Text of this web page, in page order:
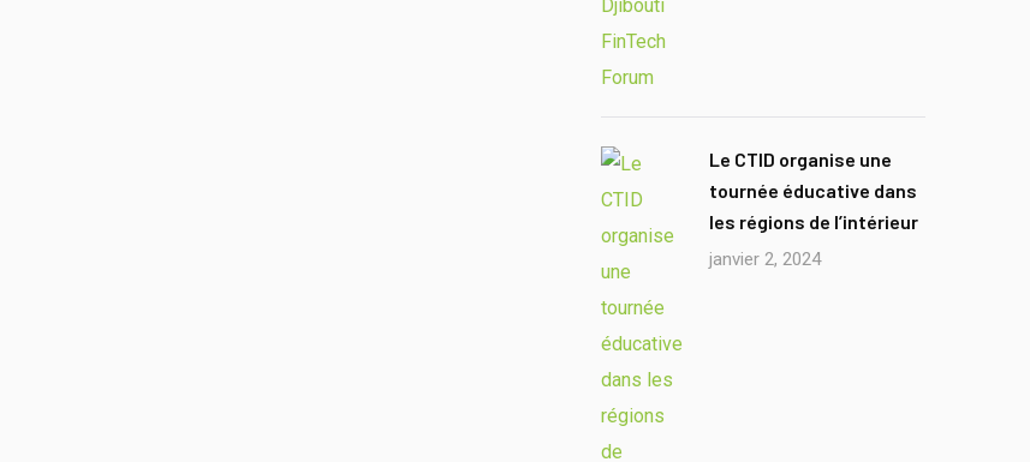
Le CTID organise une
tournée éducative dans
les régions de l’intérieur
janvier 2, 2024